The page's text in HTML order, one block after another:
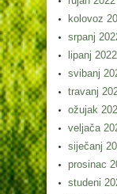
kolovoz
srpanj
lipanj 2022
svibanj
travanj
ožujak
veljača
siječanj
prosinac
studeni